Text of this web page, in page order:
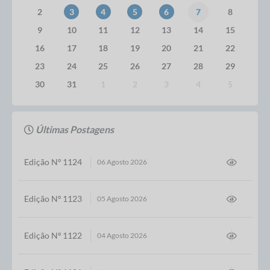
2 3 4 5 6 7
8
9
10 11 12 13 14
15
16
17 18 19 20 21
22
23
24 25 26 27 28
29
30
31
Últimas Postagens
Edição Nº 1124 06 Agosto 2026
Edição Nº 1123 05 Agosto 2026
Edição Nº 1122 04 Agosto 2026